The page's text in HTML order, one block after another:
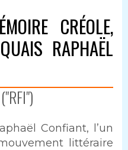
CRÉOLE,
RAPHAËL
Confiant, l’un
littéraire